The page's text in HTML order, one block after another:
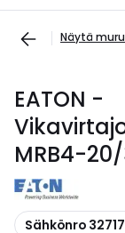
Näytä
EATON -
MRB4-
Kopioi
Sähkönro